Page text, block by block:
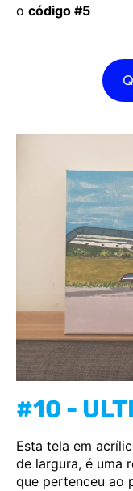
o código #5
#10 -
Esta tela em
de largura, é uma
que pertenceu ao